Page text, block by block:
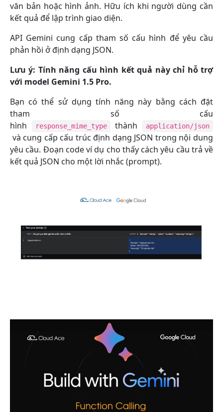
văn bản hoặc hình ảnh. Hữu ích khi người dùng cần
kết quả để lập trình giao diện.
API Gemini cung cấp tham số cấu hình để yêu cầu
phản hồi ở định dạng JSON.
Lưu ý: Tính năng cấu hình kết quả này chỉ hỗ trợ
với model Gemini 1.5 Pro.
Bạn có thể sử dụng tính năng này bằng cách đặt
tham số cấu
hình
response_mime_type thành application/json
và cung cấp cấu trúc định dạng JSON trong nội dung
yêu cầu. Đoạn code ví dụ cho thấy cách yêu cầu trả về
kết quả JSON cho một lời nhắc (prompt).